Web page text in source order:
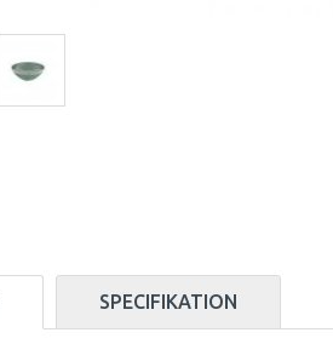
SPECIFIKATION